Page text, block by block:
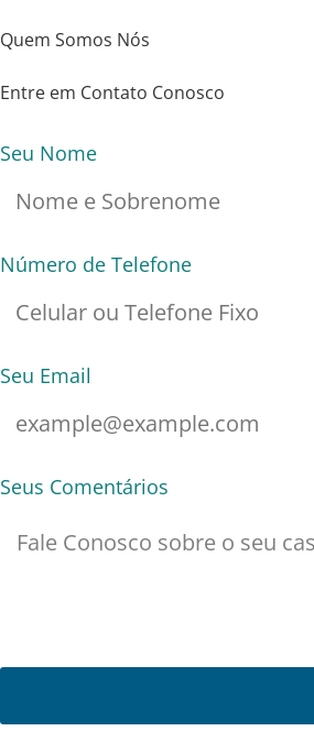
Quem Somos Nós
Entre em Contato Conosco
Seu Nome
Número de Telefone
Seu Email
Seus Comentários